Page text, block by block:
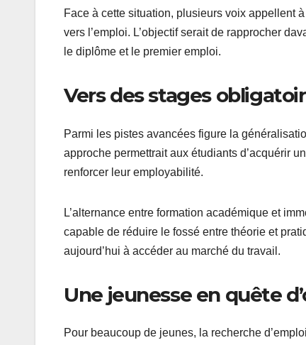
Face à cette situation, plusieurs voix appellent
vers l’emploi. L’objectif serait de rapprocher
le diplôme et le premier emploi.
Vers des stages
Parmi les pistes avancées figure la
approche permettrait aux étudiants d’acquérir
renforcer leur employabilité.
L’alternance entre formation académique et
capable de réduire le fossé entre théorie et
aujourd’hui à accéder au marché du travail.
Une jeunesse en quête
Pour beaucoup de jeunes, la recherche